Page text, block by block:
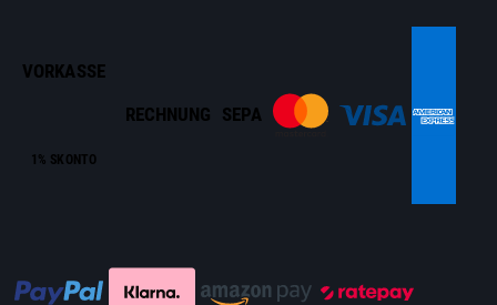
VORKASSE
1% SKONTO
RECHNUNG SEPA